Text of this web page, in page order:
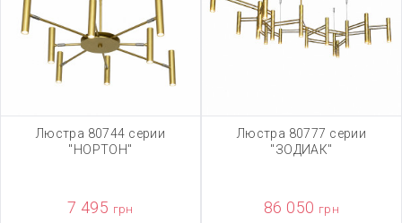
Люстра 80744 серии
"НОРТОН"
7 495 грн
Люстра 80777 серии
"ЗОДИАК"
86 050 грн